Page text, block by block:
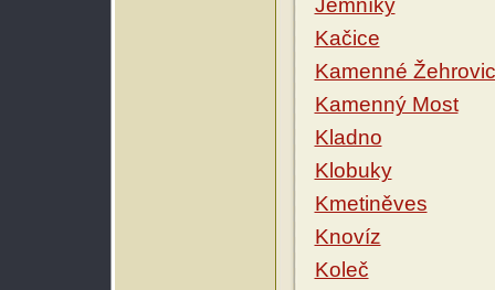
Jemníky
Kačice
Kamenné
Kamenný Most
Kladno
Klobuky
Kmetiněves
Knovíz
Koleč